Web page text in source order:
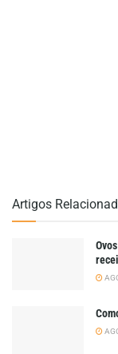
Artigos